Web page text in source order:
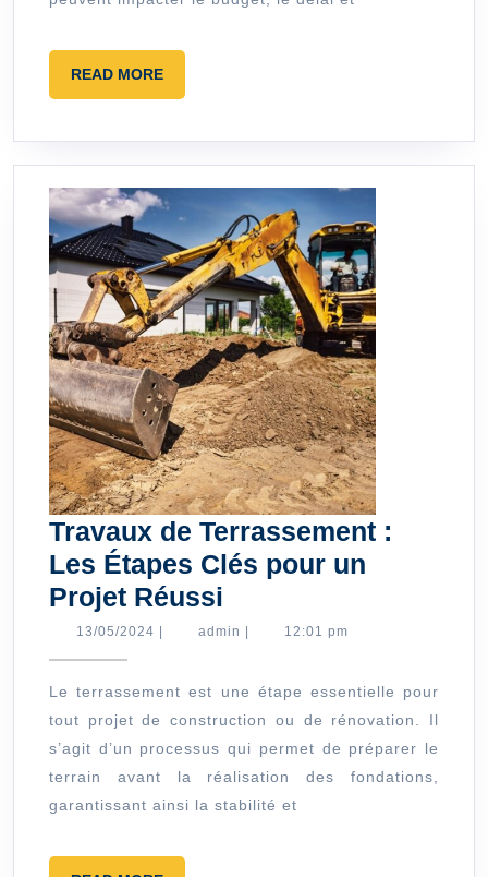
READ MOREREAD
MORE
Travaux de Terrassement :
Les Étapes Clés pour un
Projet Réussi
de
:
Les
Étapes
Clés
13/05/2024 13/05/2024
admin admin 12:01 pm
Le terrassement est une étape essentielle pour
tout projet de construction ou de rénovation. Il
s’agit d’un processus qui permet de préparer le
terrain avant la réalisation des fondations,
garantissant ainsi la stabilité et